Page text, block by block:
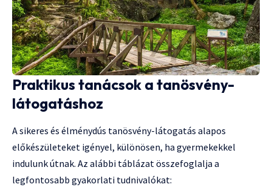
Praktikus tanácsok a tanösvény-
látogatáshoz
A sikeres és élménydús tanösvény-látogatás alapos
előkészületeket igényel, különösen, ha gyermekekkel
indulunk útnak. Az alábbi táblázat összefoglalja a
legfontosabb gyakorlati tudnivalókat: